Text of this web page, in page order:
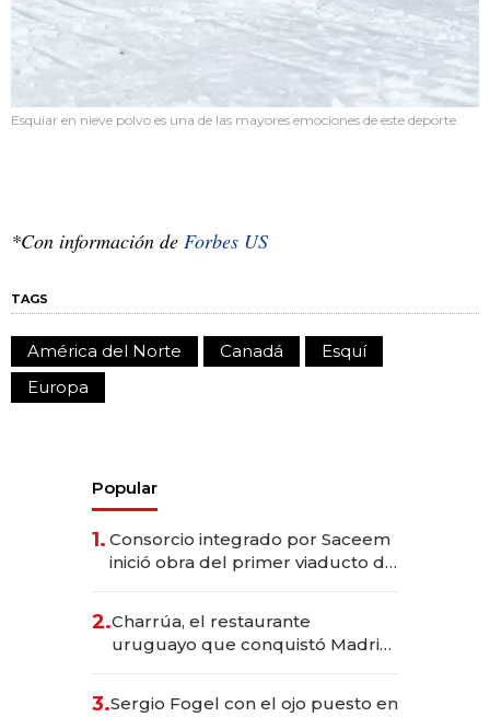
Esquiar en nieve polvo es una de las mayores emociones de este deporte.
*Con información de Forbes US
TAGS
América del Norte Canadá
Esquí
Europa
Popular
1. Consorcio integrado por Saceem
inició obra del primer viaducto de
millones
2.Charrúa, el restaurante
uruguayo que conquistó Madrid:
3.Sergio Fogel con el ojo puesto en